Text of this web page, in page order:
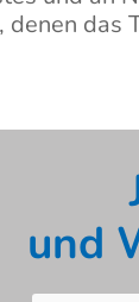
denen das
und